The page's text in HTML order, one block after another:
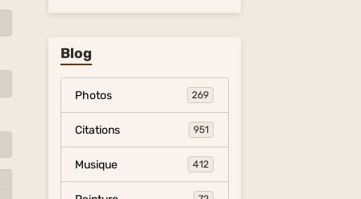
Blog
Photos 269
Citations 951
Musique 412